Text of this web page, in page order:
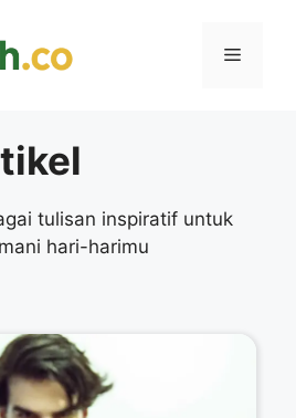
Menu
tulisan inspiratif untuk
hari-harimu